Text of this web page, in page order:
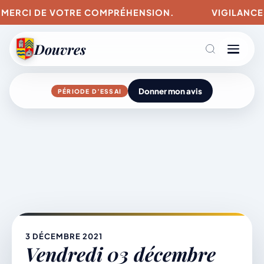
DE VOTRE COMPRÉHENSION.
Douvres
Agenda
Mairie & Vie municipale
PÉRIODE D’ESSAI Donner mon avis
3 DÉCEMBRE 2021
Vendredi 03 décembre